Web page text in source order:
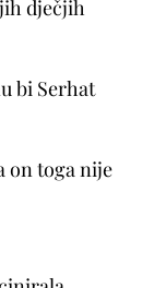
dječjih
bi Serhat
on toga nije